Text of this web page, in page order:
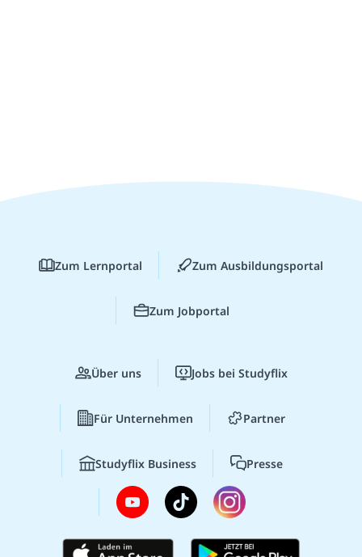
Zum Lernportal Zum Ausbildungsportal
Zum Jobportal
Über uns Jobs bei Studyflix
Für Unternehmen Partner
Studyflix Business Presse